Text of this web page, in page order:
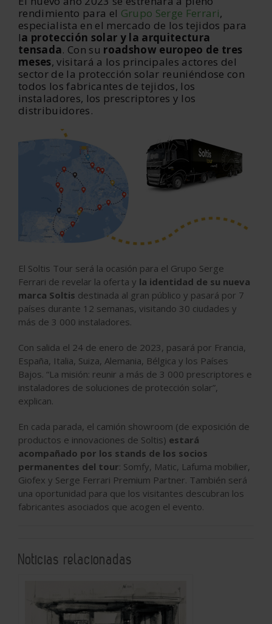
rendimiento para el Grupo Serge Ferrari,
especialista en el mercado de los tejidos para
la protección solar y la arquitectura
tensada. Con su roadshow europeo de tres
meses, visitará a los principales actores del
sector de la protección solar reuniéndose con
todos los fabricantes de tejidos, los
instaladores, los prescriptores y los
distribuidores.
El Soltis Tour será la ocasión para el Grupo Serge
Ferrari de revelar la oferta y la identidad de su nueva
marca Soltis destinada al gran público y pasará por 7
países durante 12 semanas, visitando 30 ciudades y
más de 3 000 instaladores.
Con salida el 24 de enero de 2023, pasará por Francia,
España, Italia, Suiza, Alemania, Bélgica y los Países
Bajos. “La misión: reunir a más de 3 000 prescriptores e
instaladores de soluciones de protección solar”,
explican.
En cada parada, el camión showroom (de exposición de
productos e innovaciones de Soltis) estará
acompañado por los stands de los socios
permanentes del tour: Somfy, Matic, Lafuma mobilier,
Giofex y Serge Ferrari Premium Partner. También será
una oportunidad para que los visitantes descubran los
fabricantes asociados que acogen el evento.
Noticias relacionadas